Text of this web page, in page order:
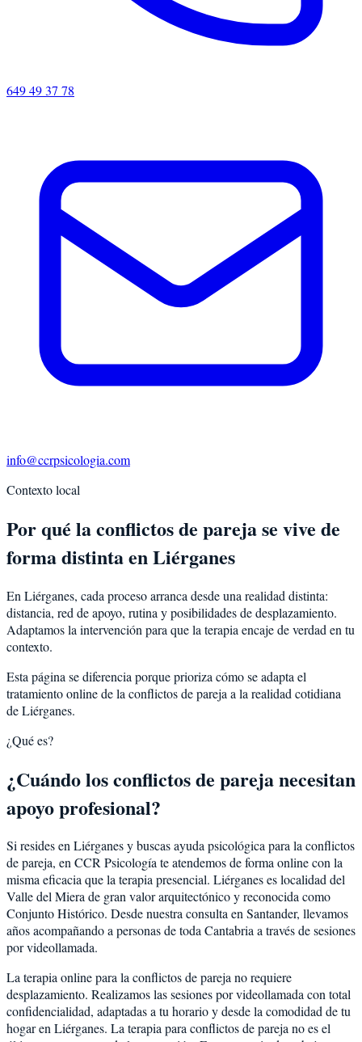
649 49 37 78
info@ccrpsicologia.com
Contexto local
Por qué la conflictos de pareja se vive de
forma distinta en Liérganes
En Liérganes, cada proceso arranca desde una realidad distinta:
distancia, red de apoyo, rutina y posibilidades de desplazamiento.
Adaptamos la intervención para que la terapia encaje de verdad en tu
contexto.
Esta página se diferencia porque prioriza cómo se adapta el
tratamiento online de la conflictos de pareja a la realidad cotidiana
de Liérganes.
¿Qué es?
¿Cuándo los conflictos de pareja necesitan
apoyo profesional?
Si resides en Liérganes y buscas ayuda psicológica para la conflictos
de pareja, en CCR Psicología te atendemos de forma online con la
misma eficacia que la terapia presencial. Liérganes es localidad del
Valle del Miera de gran valor arquitectónico y reconocida como
Conjunto Histórico. Desde nuestra consulta en Santander, llevamos
años acompañando a personas de toda Cantabria a través de sesiones
por videollamada.
La terapia online para la conflictos de pareja no requiere
desplazamiento. Realizamos las sesiones por videollamada con total
confidencialidad, adaptadas a tu horario y desde la comodidad de tu
hogar en Liérganes. La terapia para conflictos de pareja no es el